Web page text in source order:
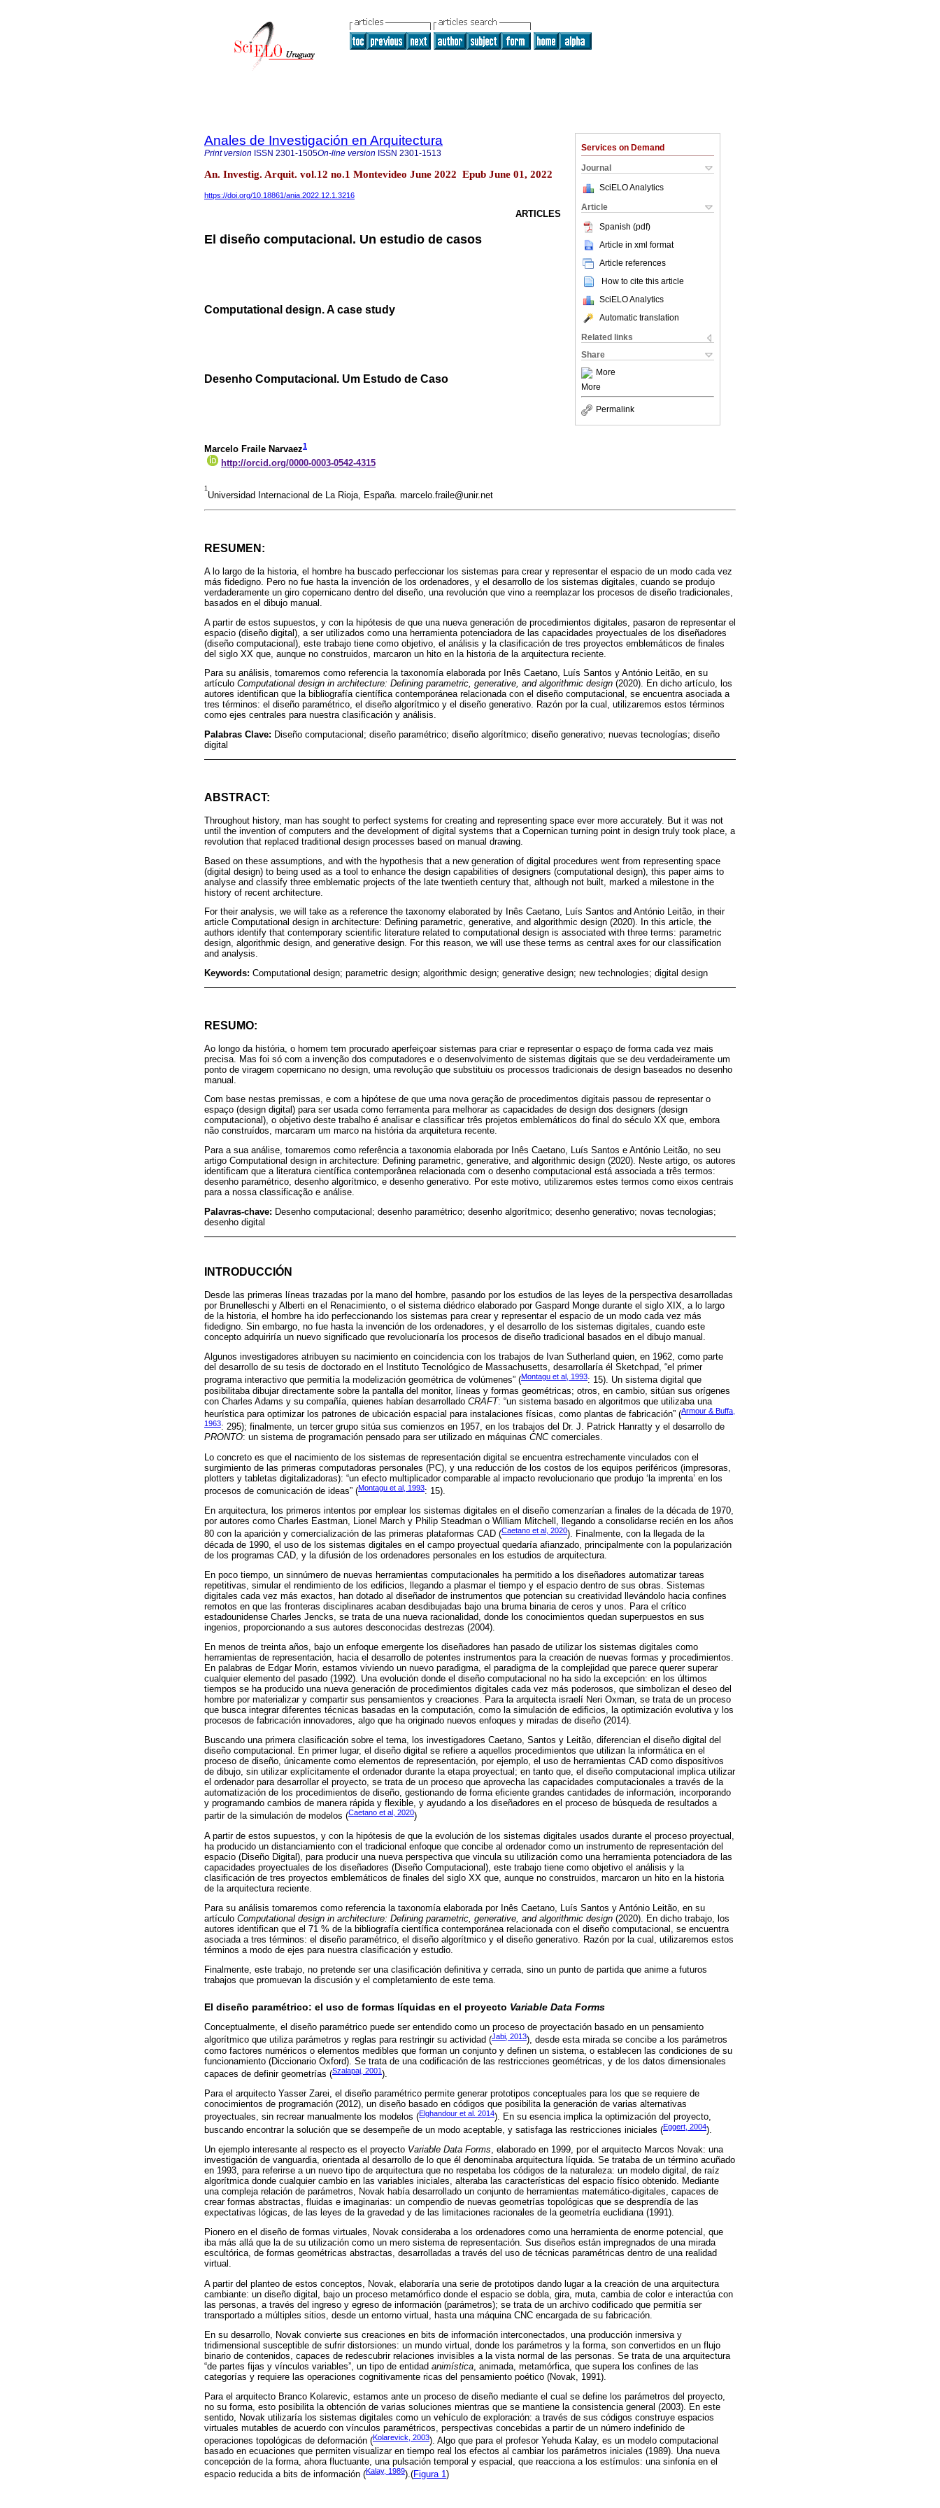
Services on Demand
Journal
SciELO Analytics
Article
Spanish (pdf)
Article in xml format
Article references
How to cite this article
SciELO Analytics
Automatic translation
Related links
Share
More
More
Permalink
Anales de Investigación en Arquitectura
Print version ISSN 2301-1505On-line version ISSN 2301-1513
An. Investig. Arquit. vol.12 no.1 Montevideo June 2022 Epub June 01, 2022
https://doi.org/10.18861/ania.2022.12.1.3216
ARTICLES
El diseño computacional. Un estudio de casos
Computational design. A case study
Desenho Computacional. Um Estudo de Caso
Marcelo Fraile Narvaez1
http://orcid.org/0000-0003-0542-4315
1
Universidad Internacional de La Rioja, España. marcelo.fraile@unir.net
RESUMEN:
A lo largo de la historia, el hombre ha buscado perfeccionar los sistemas para crear y representar el espacio de un modo cada vez
más fidedigno. Pero no fue hasta la invención de los ordenadores, y el desarrollo de los sistemas digitales, cuando se produjo
verdaderamente un giro copernicano dentro del diseño, una revolución que vino a reemplazar los procesos de diseño tradicionales,
basados en el dibujo manual.
A partir de estos supuestos, y con la hipótesis de que una nueva generación de procedimientos digitales, pasaron de representar el
espacio (diseño digital), a ser utilizados como una herramienta potenciadora de las capacidades proyectuales de los diseñadores
(diseño computacional), este trabajo tiene como objetivo, el análisis y la clasificación de tres proyectos emblemáticos de finales
del siglo XX que, aunque no construidos, marcaron un hito en la historia de la arquitectura reciente.
Para su análisis, tomaremos como referencia la taxonomía elaborada por Inês Caetano, Luís Santos y António Leitão, en su
artículo Computational design in architecture: Defining parametric, generative, and algorithmic design (2020). En dicho artículo, los
autores identifican que la bibliografía científica contemporánea relacionada con el diseño computacional, se encuentra asociada a
tres términos: el diseño paramétrico, el diseño algorítmico y el diseño generativo. Razón por la cual, utilizaremos estos términos
como ejes centrales para nuestra clasificación y análisis.
Palabras Clave: Diseño computacional; diseño paramétrico; diseño algorítmico; diseño generativo; nuevas tecnologías; diseño
digital
ABSTRACT:
Throughout history, man has sought to perfect systems for creating and representing space ever more accurately. But it was not
until the invention of computers and the development of digital systems that a Copernican turning point in design truly took place, a
revolution that replaced traditional design processes based on manual drawing.
Based on these assumptions, and with the hypothesis that a new generation of digital procedures went from representing space
(digital design) to being used as a tool to enhance the design capabilities of designers (computational design), this paper aims to
analyse and classify three emblematic projects of the late twentieth century that, although not built, marked a milestone in the
history of recent architecture.
For their analysis, we will take as a reference the taxonomy elaborated by Inês Caetano, Luís Santos and António Leitão, in their
article Computational design in architecture: Defining parametric, generative, and algorithmic design (2020). In this article, the
authors identify that contemporary scientific literature related to computational design is associated with three terms: parametric
design, algorithmic design, and generative design. For this reason, we will use these terms as central axes for our classification
and analysis.
Keywords: Computational design; parametric design; algorithmic design; generative design; new technologies; digital design
RESUMO:
Ao longo da história, o homem tem procurado aperfeiçoar sistemas para criar e representar o espaço de forma cada vez mais
precisa. Mas foi só com a invenção dos computadores e o desenvolvimento de sistemas digitais que se deu verdadeiramente um
ponto de viragem copernicano no design, uma revolução que substituiu os processos tradicionais de design baseados no desenho
manual.
Com base nestas premissas, e com a hipótese de que uma nova geração de procedimentos digitais passou de representar o
espaço (design digital) para ser usada como ferramenta para melhorar as capacidades de design dos designers (design
computacional), o objetivo deste trabalho é analisar e classificar três projetos emblemáticos do final do século XX que, embora
não construídos, marcaram um marco na história da arquitetura recente.
Para a sua análise, tomaremos como referência a taxonomia elaborada por Inês Caetano, Luís Santos e António Leitão, no seu
artigo Computational design in architecture: Defining parametric, generative, and algorithmic design (2020). Neste artigo, os autores
identificam que a literatura científica contemporânea relacionada com o desenho computacional está associada a três termos:
desenho paramétrico, desenho algorítmico, e desenho generativo. Por este motivo, utilizaremos estes termos como eixos centrais
para a nossa classificação e análise.
Palavras-chave: Desenho computacional; desenho paramétrico; desenho algorítmico; desenho generativo; novas tecnologias;
desenho digital
INTRODUCCIÓN
Desde las primeras líneas trazadas por la mano del hombre, pasando por los estudios de las leyes de la perspectiva desarrolladas
por Brunelleschi y Alberti en el Renacimiento, o el sistema diédrico elaborado por Gaspard Monge durante el siglo XIX, a lo largo
de la historia, el hombre ha ido perfeccionando los sistemas para crear y representar el espacio de un modo cada vez más
fidedigno. Sin embargo, no fue hasta la invención de los ordenadores, y el desarrollo de los sistemas digitales, cuando este
concepto adquiriría un nuevo significado que revolucionaría los procesos de diseño tradicional basados en el dibujo manual.
Algunos investigadores atribuyen su nacimiento en coincidencia con los trabajos de Ivan Sutherland quien, en 1962, como parte
del desarrollo de su tesis de doctorado en el Instituto Tecnológico de Massachusetts, desarrollaría él Sketchpad, “el primer
programa interactivo que permitía la modelización geométrica de volúmenes” (Montagu et al, 1993: 15). Un sistema digital que
posibilitaba dibujar directamente sobre la pantalla del monitor, líneas y formas geométricas; otros, en cambio, sitúan sus orígenes
con Charles Adams y su compañía, quienes habían desarrollado CRAFT: “un sistema basado en algoritmos que utilizaba una
heurística para optimizar los patrones de ubicación espacial para instalaciones físicas, como plantas de fabricación” (Armour & Buffa,
1963: 295); finalmente, un tercer grupo sitúa sus comienzos en 1957, en los trabajos del Dr. J. Patrick Hanratty y el desarrollo de
PRONTO: un sistema de programación pensado para ser utilizado en máquinas CNCcomerciales.
Lo concreto es que el nacimiento de los sistemas de representación digital se encuentra estrechamente vinculados con el
surgimiento de las primeras computadoras personales (PC), y una reducción de los costos de los equipos periféricos (impresoras,
plotters y tabletas digitalizadoras): “un efecto multiplicador comparable al impacto revolucionario que produjo ‘la imprenta’ en los
procesos de comunicación de ideas” (Montagu et al, 1993: 15).
En arquitectura, los primeros intentos por emplear los sistemas digitales en el diseño comenzarían a finales de la década de 1970,
por autores como Charles Eastman, Lionel March y Philip Steadman o William Mitchell, llegando a consolidarse recién en los años
80 con la aparición y comercialización de las primeras plataformas CAD (Caetano et al, 2020). Finalmente, con la llegada de la
década de 1990, el uso de los sistemas digitales en el campo proyectual quedaría afianzado, principalmente con la popularización
de los programas CAD, y la difusión de los ordenadores personales en los estudios de arquitectura.
En poco tiempo, un sinnúmero de nuevas herramientas computacionales ha permitido a los diseñadores automatizar tareas
repetitivas, simular el rendimiento de los edificios, llegando a plasmar el tiempo y el espacio dentro de sus obras. Sistemas
digitales cada vez más exactos, han dotado al diseñador de instrumentos que potencian su creatividad llevándolo hacia confines
remotos en que las fronteras disciplinares acaban desdibujadas bajo una bruma binaria de ceros y unos. Para el crítico
estadounidense Charles Jencks, se trata de una nueva racionalidad, donde los conocimientos quedan superpuestos en sus
ingenios, proporcionando a sus autores desconocidas destrezas (2004).
En menos de treinta años, bajo un enfoque emergente los diseñadores han pasado de utilizar los sistemas digitales como
herramientas de representación, hacia el desarrollo de potentes instrumentos para la creación de nuevas formas y procedimientos.
En palabras de Edgar Morin, estamos viviendo un nuevo paradigma, el paradigma de la complejidad que parece querer superar
cualquier elemento del pasado (1992). Una evolución donde el diseño computacional no ha sido la excepción: en los últimos
tiempos se ha producido una nueva generación de procedimientos digitales cada vez más poderosos, que simbolizan el deseo del
hombre por materializar y compartir sus pensamientos y creaciones. Para la arquitecta israelí Neri Oxman, se trata de un proceso
que busca integrar diferentes técnicas basadas en la computación, como la simulación de edificios, la optimización evolutiva y los
procesos de fabricación innovadores, algo que ha originado nuevos enfoques y miradas de diseño (2014).
Buscando una primera clasificación sobre el tema, los investigadores Caetano, Santos y Leitão, diferencian el diseño digital del
diseño computacional. En primer lugar, el diseño digital se refiere a aquellos procedimientos que utilizan la informática en el
proceso de diseño, únicamente como elementos de representación, por ejemplo, el uso de herramientas CAD como dispositivos
de dibujo, sin utilizar explícitamente el ordenador durante la etapa proyectual; en tanto que, el diseño computacional implica utilizar
el ordenador para desarrollar el proyecto, se trata de un proceso que aprovecha las capacidades computacionales a través de la
automatización de los procedimientos de diseño, gestionando de forma eficiente grandes cantidades de información, incorporando
y programando cambios de manera rápida y flexible, y ayudando a los diseñadores en el proceso de búsqueda de resultados a
partir de la simulación de modelos (Caetano et al, 2020)
A partir de estos supuestos, y con la hipótesis de que la evolución de los sistemas digitales usados durante el proceso proyectual,
ha producido un distanciamiento con el tradicional enfoque que concibe al ordenador como un instrumento de representación del
espacio (Diseño Digital), para producir una nueva perspectiva que vincula su utilización como una herramienta potenciadora de las
capacidades proyectuales de los diseñadores (Diseño Computacional), este trabajo tiene como objetivo el análisis y la
clasificación de tres proyectos emblemáticos de finales del siglo XX que, aunque no construidos, marcaron un hito en la historia
de la arquitectura reciente.
Para su análisis tomaremos como referencia la taxonomía elaborada por Inês Caetano, Luís Santos y António Leitão, en su
artículo Computational design in architecture: Defining parametric, generative, and algorithmic design (2020). En dicho trabajo, los
autores identifican que el 71 % de la bibliografía científica contemporánea relacionada con el diseño computacional, se encuentra
asociada a tres términos: el diseño paramétrico, el diseño algorítmico y el diseño generativo. Razón por la cual, utilizaremos estos
términos a modo de ejes para nuestra clasificación y estudio.
Finalmente, este trabajo, no pretende ser una clasificación definitiva y cerrada, sino un punto de partida que anime a futuros
trabajos que promuevan la discusión y el completamiento de este tema.
El diseño paramétrico: el uso de formas líquidas en el proyecto Variable Data Forms
Conceptualmente, el diseño paramétrico puede ser entendido como un proceso de proyectación basado en un pensamiento
algorítmico que utiliza parámetros y reglas para restringir su actividad (Jabi, 2013), desde esta mirada se concibe a los parámetros
como factores numéricos o elementos medibles que forman un conjunto y definen un sistema, o establecen las condiciones de su
funcionamiento (Diccionario Oxford). Se trata de una codificación de las restricciones geométricas, y de los datos dimensionales
capaces de definir geometrías (Szalapaj, 2001).
Para el arquitecto Yasser Zarei, el diseño paramétrico permite generar prototipos conceptuales para los que se requiere de
conocimientos de programación (2012), un diseño basado en códigos que posibilita la generación de varias alternativas
proyectuales, sin recrear manualmente los modelos (Elghandour et al. 2014). En su esencia implica la optimización del proyecto,
buscando encontrar la solución que se desempeñe de un modo aceptable, y satisfaga las restricciones iniciales (Eggert, 2004).
Un ejemplo interesante al respecto es el proyecto Variable Data Forms, elaborado en 1999, por el arquitecto Marcos Novak: una
investigación de vanguardia, orientada al desarrollo de lo que él denominaba arquitectura líquida. Se trataba de un término acuñado
en 1993, para referirse a un nuevo tipo de arquitectura que no respetaba los códigos de la naturaleza: un modelo digital, de raíz
algorítmica donde cualquier cambio en las variables iniciales, alteraba las características del espacio físico obtenido. Mediante
una compleja relación de parámetros, Novak había desarrollado un conjunto de herramientas matemático-digitales, capaces de
crear formas abstractas, fluidas e imaginarias: un compendio de nuevas geometrías topológicas que se desprendía de las
expectativas lógicas, de las leyes de la gravedad y de las limitaciones racionales de la geometría euclidiana (1991).
Pionero en el diseño de formas virtuales, Novak consideraba a los ordenadores como una herramienta de enorme potencial, que
iba más allá que la de su utilización como un mero sistema de representación. Sus diseños están impregnados de una mirada
escultórica, de formas geométricas abstractas, desarrolladas a través del uso de técnicas paramétricas dentro de una realidad
virtual.
A partir del planteo de estos conceptos, Novak, elaboraría una serie de prototipos dando lugar a la creación de una arquitectura
cambiante: un diseño digital, bajo un proceso metamórfico donde el espacio se dobla, gira, muta, cambia de color e interactúa con
las personas, a través del ingreso y egreso de información (parámetros); se trata de un archivo codificado que permitía ser
transportado a múltiples sitios, desde un entorno virtual, hasta una máquina CNC encargada de su fabricación.
En su desarrollo, Novak convierte sus creaciones en bits de información interconectados, una producción inmersiva y
tridimensional susceptible de sufrir distorsiones: un mundo virtual, donde los parámetros y la forma, son convertidos en un flujo
binario de contenidos, capaces de redescubrir relaciones invisibles a la vista normal de las personas. Se trata de una arquitectura
“de partes fijas y vínculos variables”, un tipo de entidad animística , animada, metamórfica, que supera los confines de las
categorías y requiere las operaciones cognitivamente ricas del pensamiento poético (Novak, 1991).
Para el arquitecto Branco Kolarevic, estamos ante un proceso de diseño mediante el cual se define los parámetros del proyecto,
no su forma, esto posibilita la obtención de varias soluciones mientras que se mantiene la consistencia general (2003). En este
sentido, Novak utilizaría los sistemas digitales como un vehículo de exploración: a través de sus códigos construye espacios
virtuales mutables de acuerdo con vínculos paramétricos, perspectivas concebidas a partir de un número indefinido de
operaciones topológicas de deformación (Kolarevick, 2003). Algo que para el profesor Yehuda Kalay, es un modelo computacional
basado en ecuaciones que permiten visualizar en tiempo real los efectos al cambiar los parámetros iniciales (1989). Una nueva
concepción de la forma, ahora fluctuante, una pulsación temporal y espacial, que reacciona a los estímulos: una sinfonía en el
espacio reducida a bits de información (Kalay, 1989).(Figura 1)